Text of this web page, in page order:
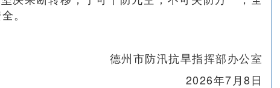
。
德州市防汛抗旱指挥部办公室
2026年7月8日